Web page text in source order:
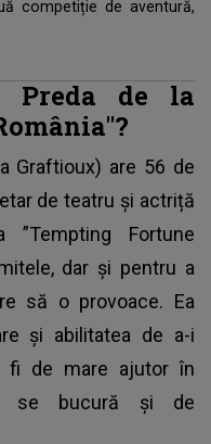
competiție de aventură,
Preda de la
Graftioux) are 56 de
de teatru și actriță
Fortune
dar și pentru a
să o provoace. Ea
și abilitatea de a-i
de mare ajutor în
se bucură și de